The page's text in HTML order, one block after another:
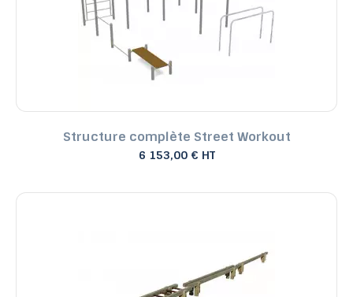
Structure complète Street Workout
6 153,00 € HT